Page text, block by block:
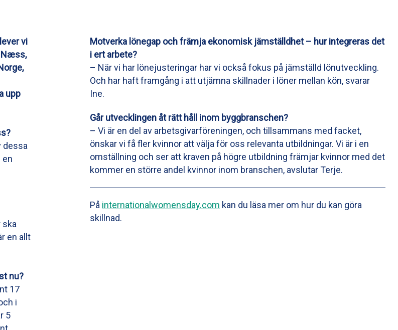
vi
Næss,
upp
dessa
en
ska
en allt
nu?
17
i
5
Motverka lönegap och främja ekonomisk jämställdhet – hur integreras det
i ert arbete?
– När vi har lönejusteringar har vi också fokus på jämställd lönutveckling.
Och har haft framgång i att utjämna skillnader i löner mellan kön, svarar
Ine.
Går utvecklingen åt rätt håll inom byggbranschen?
– Vi är en del av arbetsgivarföreningen, och tillsammans med facket,
önskar vi få fler kvinnor att välja för oss relevanta utbildningar. Vi är i en
omställning och ser att kraven på högre utbildning främjar kvinnor med det
kommer en större andel kvinnor inom branschen, avslutar Terje.
På internationalwomensday.com kan du läsa mer om hur du kan göra
skillnad.